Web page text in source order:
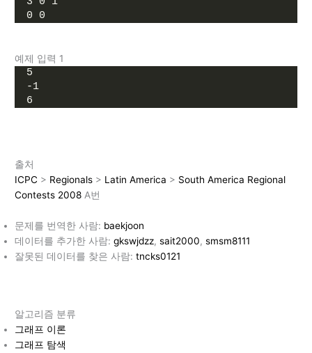
0 0
예제 입력 1
5
-1
6
출처
ICPC > Regionals > Latin America > South America Regional
Contests 2008 A번
문제를 번역한 사람: baekjoon
데이터를 추가한 사람:gkswjdzz,sait2000,smsm8111
잘못된 데이터를 찾은 사람:tncks0121
알고리즘 분류
그래프 이론
그래프 탐색